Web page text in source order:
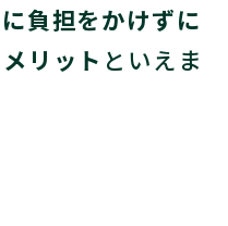
負担をかけずに
リット といえま